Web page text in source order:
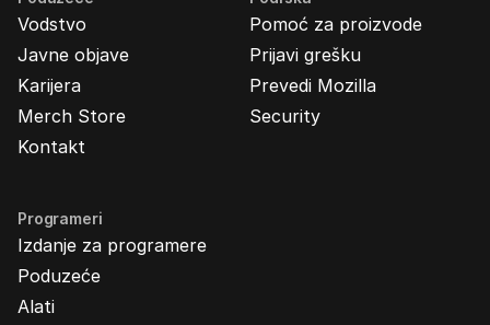
Vodstvo
Javne objave
Karijera
Merch Store
Kontakt
Pomoć za proizvode
Prijavi grešku
Prevedi Mozilla
Security
Programeri
Izdanje za programere
Poduzeće
Alati